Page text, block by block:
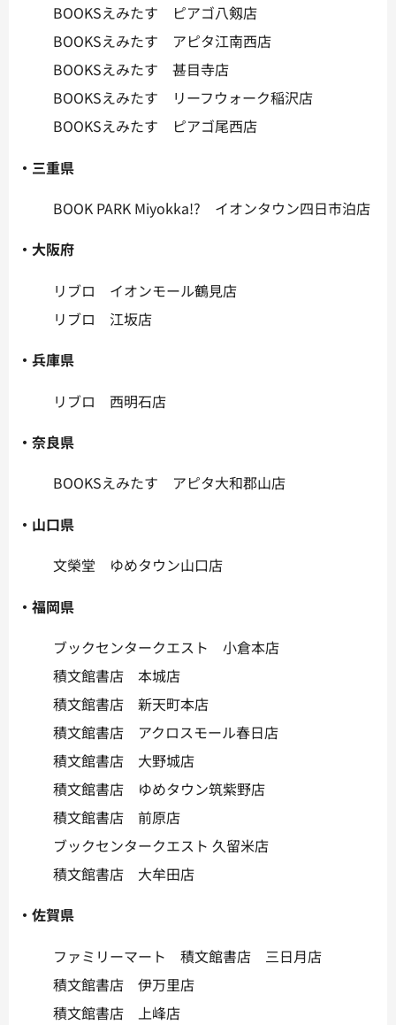
BOOKSえみたす ピアゴ八剱店
BOOKSえみたす アピタ江南西店
BOOKSえみたす 甚目寺店
BOOKSえみたす リーフウォーク稲沢店
BOOKSえみたす ピアゴ尾西店
・三重県
BOOK PARK Miyokka!? イオンタウン四日市泊店
・大阪府
リブロ イオンモール鶴見店
リブロ 江坂店
・兵庫県
リブロ 西明石店
・奈良県
BOOKSえみたす アピタ大和郡山店
・山口県
文榮堂 ゆめタウン山口店
・福岡県
ブックセンタークエスト 小倉本店
積文館書店 本城店
積文館書店 新天町本店
積文館書店 アクロスモール春日店
積文館書店 大野城店
積文館書店 ゆめタウン筑紫野店
積文館書店 前原店
ブックセンタークエスト 久留米店
積文館書店 大牟田店
・佐賀県
ファミリーマート 積文館書店 三日月店
積文館書店 伊万里店
積文館書店 上峰店